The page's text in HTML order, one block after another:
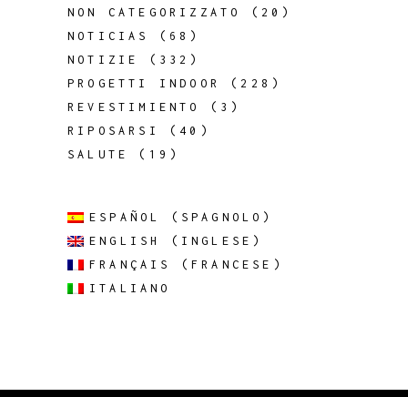
NON CATEGORIZZATO
(20)
NOTICIAS
(68)
NOTIZIE
(332)
PROGETTI INDOOR
(228)
REVESTIMIENTO
(3)
RIPOSARSI
(40)
SALUTE
(19)
ESPAÑOL ( SPAGNOLO )
ENGLISH
( INGLESE )
FRANÇAIS
(FRANCESE )
ITALIANO